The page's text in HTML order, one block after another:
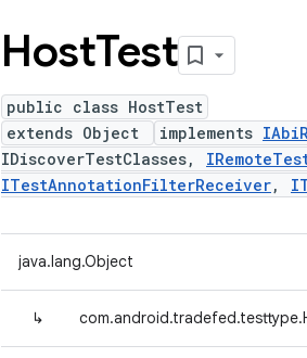
HostTest
public class HostTest
extends Object
implements
IDiscoverTestClasses,
ITestAnnotationFilterReceiver,
java.lang.Object
↳